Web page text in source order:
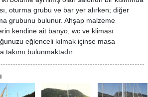
oturma grubu ve bar yer alırken; diğer
grubunu bulunur. Ahşap malzeme
kendine ait banyo, wc ve kliması
eğlenceli kılmak içinse masa
takımı bulunmaktadır.